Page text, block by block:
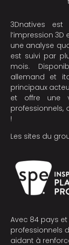
3Dnatives
l’impression
une analyse
est suivi par
mois.
allemand et
principaux
et offre une
professionnels,
!
Les sites du
Avec 84 pays
professionnels
aidant à